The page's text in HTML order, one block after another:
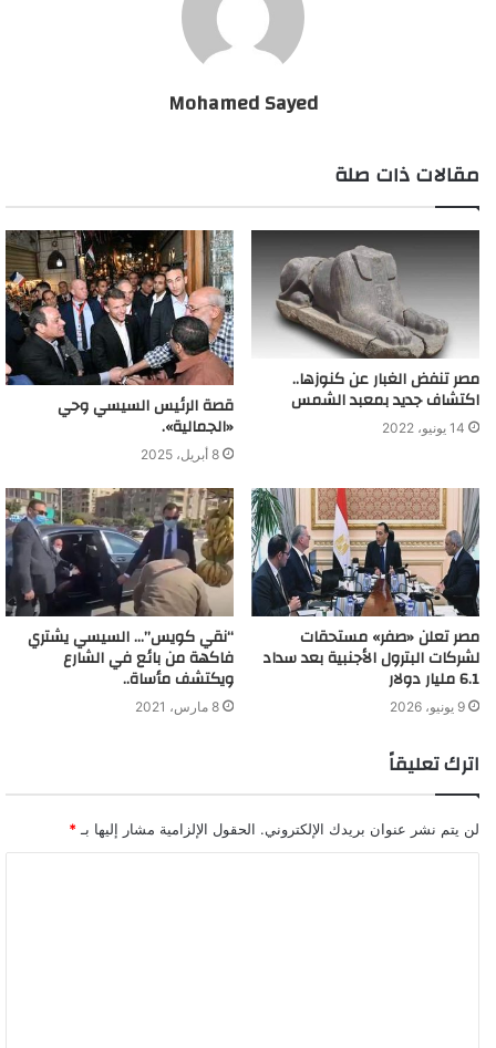
Mohamed Sayed
مقالات ذات صلة
مصر تنفض الغبار عن كنوزها..
اكتشاف جديد بمعبد الشمس
14 يونيو، 2022
قصة الرئيس السيسي وحي
«الجمالية».
8 أبريل، 2025
مصر تعلن «صفر» مستحقات
لشركات البترول الأجنبية بعد سداد
6.1 مليار دولار
9 يونيو، 2026
“نقي كويس”… السيسي يشتري
فاكهة من بائع في الشارع
ويكتشف مأساة..
8 مارس، 2021
اترك تعليقاً
لن يتم نشر عنوان بريدك الإلكتروني. الحقول الإلزامية مشار إليها بـ *